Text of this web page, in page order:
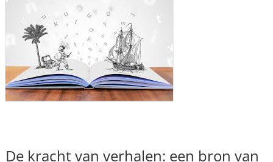
De kracht van verhalen: een bron van